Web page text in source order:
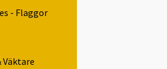
- Flaggor
Väktare